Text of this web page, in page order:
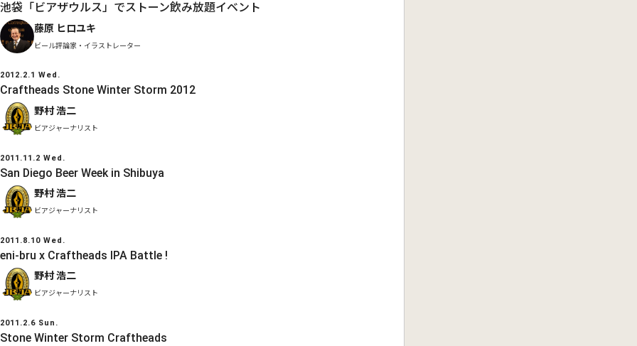
池袋「ビアザウルス」でストーン飲み放題イベント
藤原 ヒロユキ
ビール評論家・イラストレーター
2012.2.1 Wed.
Craftheads Stone Winter Storm 2012
野村 浩二
ビアジャーナリスト
2011.11.2 Wed.
San Diego Beer Week in Shibuya
野村 浩二
ビアジャーナリスト
2011.8.10 Wed.
eni-bru x Craftheads IPA Battle !
野村 浩二
ビアジャーナリスト
2011.2.6 Sun.
Stone Winter Storm Craftheads